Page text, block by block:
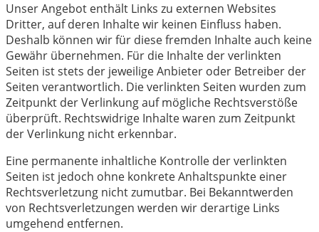
Unser Angebot enthält Links zu externen Websites
Dritter, auf deren Inhalte wir keinen Einfluss haben.
Deshalb können wir für diese fremden Inhalte auch keine
Gewähr übernehmen. Für die Inhalte der verlinkten
Seiten ist stets der jeweilige Anbieter oder Betreiber der
Seiten verantwortlich. Die verlinkten Seiten wurden zum
Zeitpunkt der Verlinkung auf mögliche Rechtsverstöße
überprüft. Rechtswidrige Inhalte waren zum Zeitpunkt
der Verlinkung nicht erkennbar.
Eine permanente inhaltliche Kontrolle der verlinkten
Seiten ist jedoch ohne konkrete Anhaltspunkte einer
Rechtsverletzung nicht zumutbar. Bei Bekanntwerden
von Rechtsverletzungen werden wir derartige Links
umgehend entfernen.